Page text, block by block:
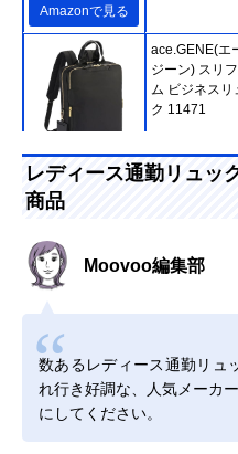
Amazonで見る
Amazonで見る
ace.GENE(エ
ジーン) スリ
ム ビジネスリ
ク 11471
Amazonで見る
Amazonで見る
吉田カバン
PORTER
ーターシア
DAYPACK 871-
レディース通勤リュッ
商品
Moovoo編集部
数あるレディース通勤リュ
れ行き好調な、人気メーカ
にしてください。